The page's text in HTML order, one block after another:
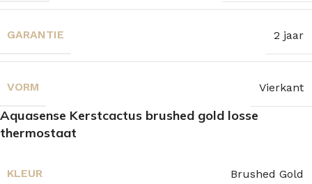
GARANTIE 2 jaar
VORM Vierkant
Aquasense Kerstcactus brushed gold losse
thermostaat
KLEUR Brushed Gold